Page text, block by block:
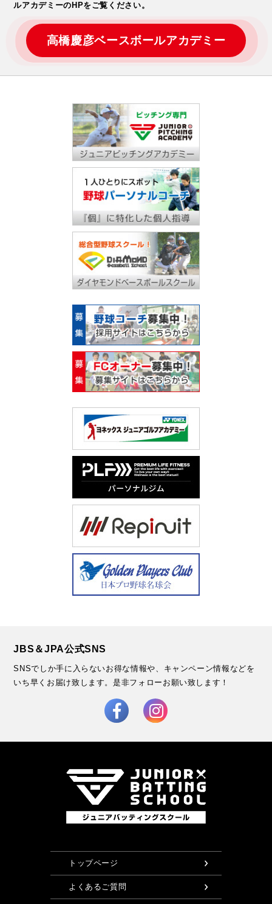
ルアカデミーのHPをご覧ください。
高橋慶彦ベースボールアカデミー
JBS＆JPA公式SNS
SNSでしか手に入らないお得な情報や、キャンペーン情報などを
いち早くお届け致します。是非フォローお願い致します！
トップページ
よくあるご質問